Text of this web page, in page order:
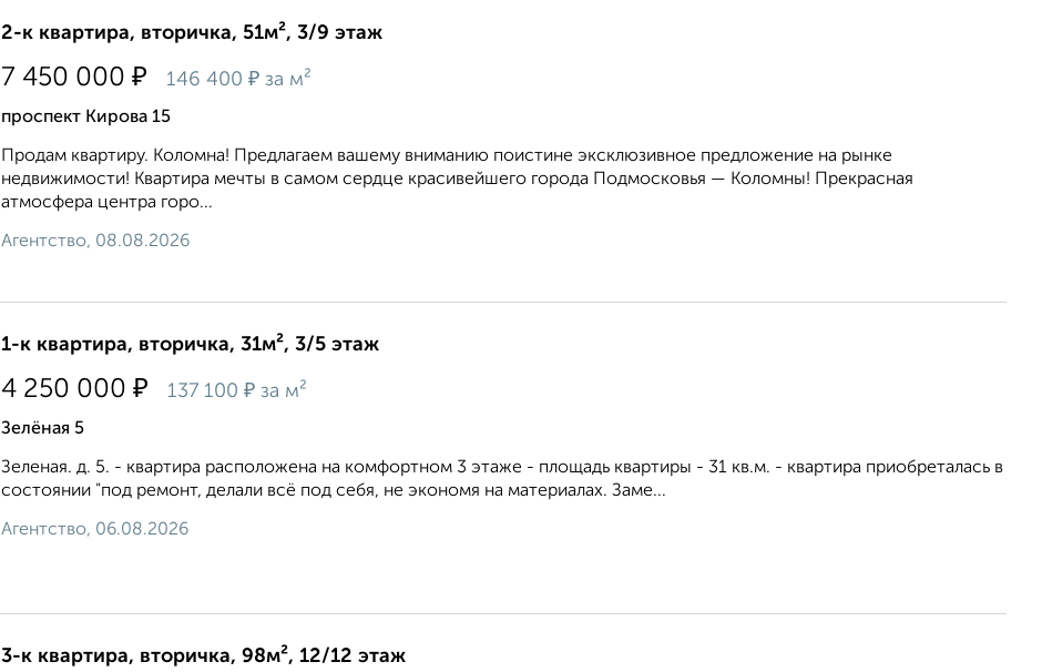
2-к квартира, вторичка, 51м², 3/9 этаж
7 450 000 ₽ 146 400 ₽ за м²
проспект Кирова 15
Продам квартиру. Коломна! Предлагаем вашему вниманию поистине эксклюзивное предложение на рынке
недвижимости! Квартира мечты в самом сердце красивейшего города Подмосковья — Коломны! Прекрасная
атмосфера центра горо...
Агентство, 08.08.2026
1-к квартира, вторичка, 31м², 3/5 этаж
4 250 000 ₽ 137 100 ₽ за м²
Зелёная 5
Зеленая. д. 5. - квартира расположена на комфортном 3 этаже - площадь квартиры - 31 кв.м. - квартира приобреталась в
состоянии "под ремонт, делали всё под себя, не экономя на материалах. Заме...
Агентство, 06.08.2026
3-к квартира, вторичка, 98м², 12/12 этаж